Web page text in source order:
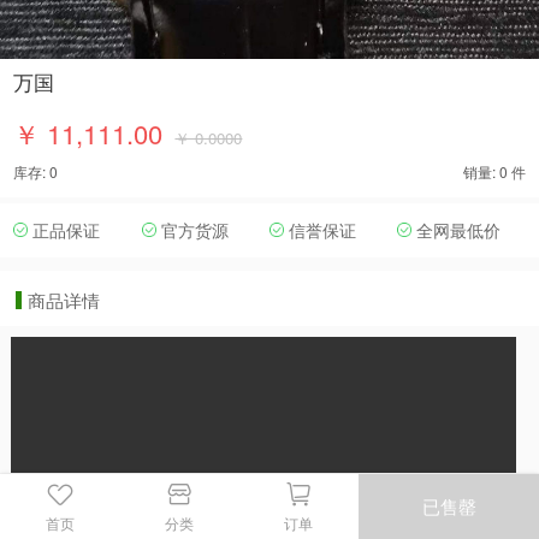
万国
￥ 11,111.00 ￥ 0.0000
库存: 0 销量: 0 件
正品保证 官方货源 信誉保证 全网最低价
商品详情
首页 分类 订单
已售罄